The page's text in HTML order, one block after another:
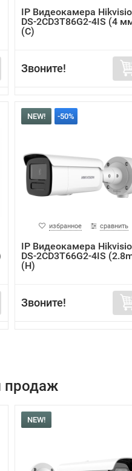
IP Видеокамера
DS-2CD3T86G2-4IS (4
(C)
Звоните!
NEW! -50%
избранное сравнить
IP Видеокамера
DS-2CD3T66G2-4IS
(H)
Звоните!
продаж
NEW!